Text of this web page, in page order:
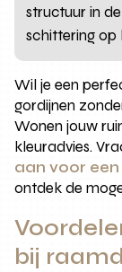
structuur in
schittering
Wil je een
gordijnen
Wonen jouw
kleuradvies.
aan voor
ontdek de
bij